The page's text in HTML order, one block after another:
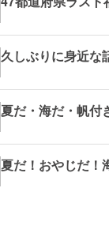
久しぶりに身近な
夏だ・海だ・帆付
夏だ！おやじだ！